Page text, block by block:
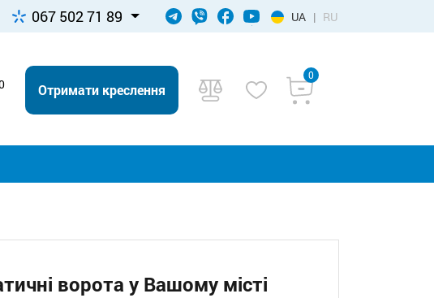
067 502 71 89 UA | RU
Отримати креслення
0
ворота у Вашому місті